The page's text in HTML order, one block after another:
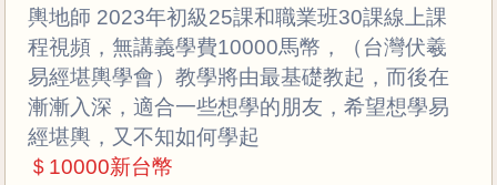
輿地師 2023年初級25課和職業班30課線上課
程視頻，無講義學費10000馬幣，（台灣伏羲
易經堪輿學會）教學將由最基礎教起，而後在
漸漸入深，適合一些想學的朋友，希望想學易
經堪輿，又不知如何學起
＄10000新台幣